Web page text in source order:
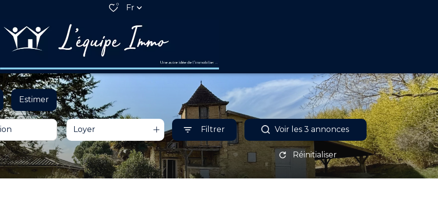
0 Fr
Estimer
Loyer Filtrer Voir les 3 annonces
Réinitialiser